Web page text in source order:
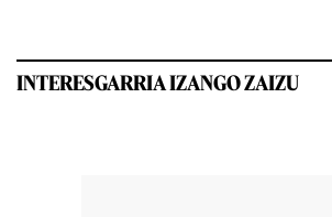
INTERESGARRIA IZANGO ZAIZU